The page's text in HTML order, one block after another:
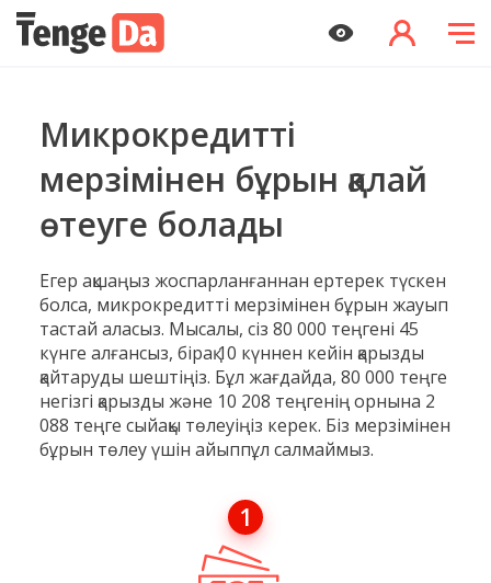
Микрокредитті
мерзімінен бұрын қалай
өтеуге болады
Егер ақшаңыз жоспарланғаннан ертерек түскен
болса, микрокредитті мерзімінен бұрын жауып
тастай аласыз. Мысалы, сіз 80 000 теңгені 45
күнге алғансыз, бірақ 10 күннен кейін қарызды
қайтаруды шештіңіз. Бұл жағдайда, 80 000 теңге
негізгі қарызды және 10 208 теңгенің орнына 2
088 теңге сыйақы төлеуіңіз керек. Біз мерзімінен
бұрын төлеу үшін айыппұл салмаймыз.
1